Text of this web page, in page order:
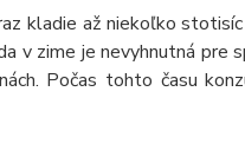
kladie až niekoľko
v zime je nevyhnutná pre
Počas tohto času